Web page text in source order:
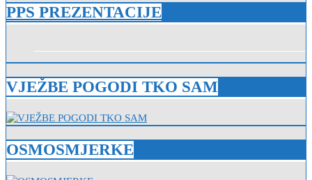
PPS PREZENTACIJE
VJEŽBE POGODI TKO SAM
OSMOSMJERKE